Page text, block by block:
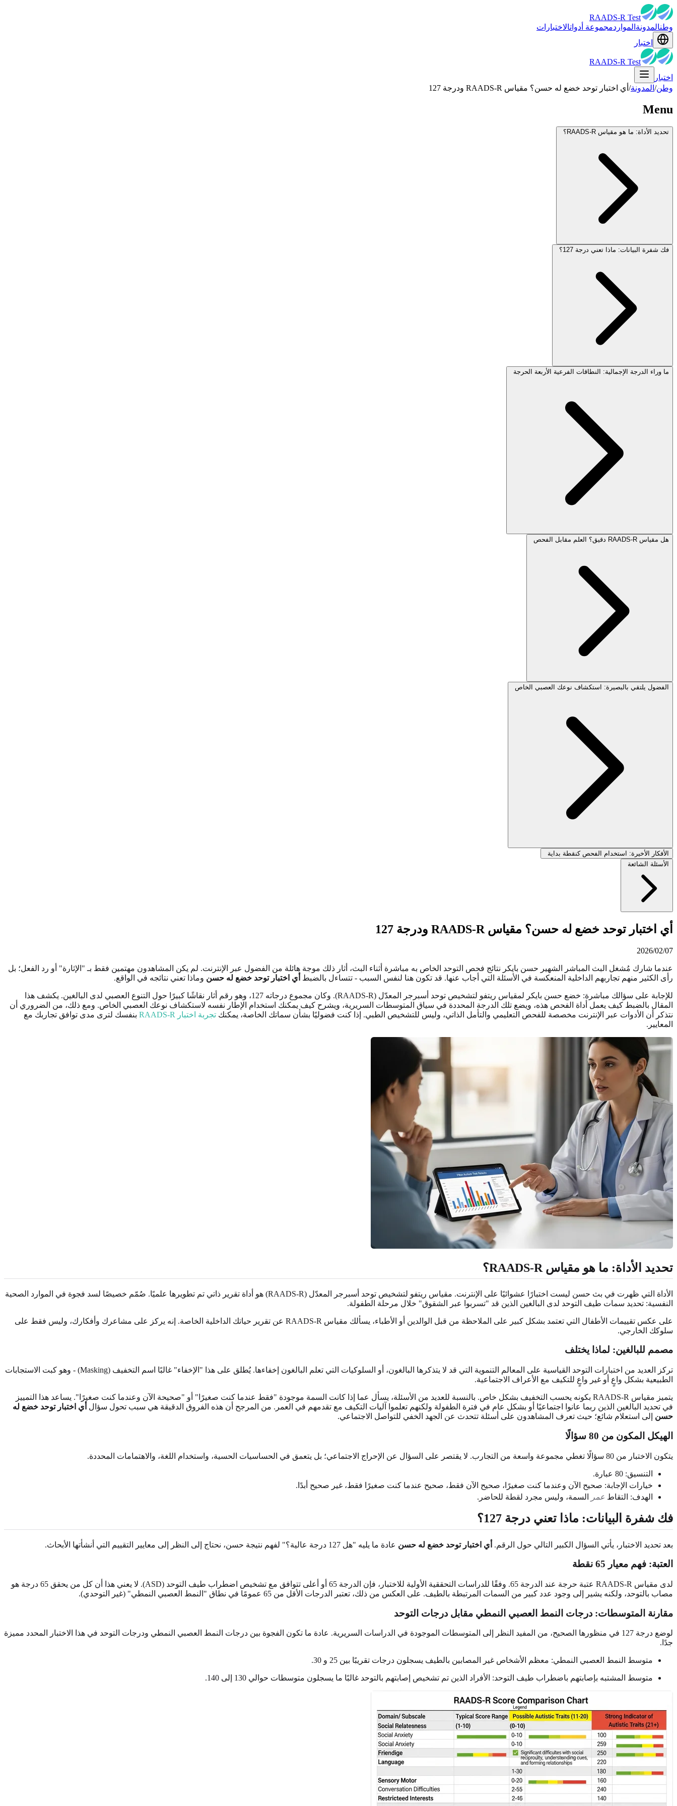
RAADS-R Test
وطنالمدونة المواردمجموعة أدواتالاختبارات
اختبار
RAADS-R Test
اختبار
وطن/ المدونة/ أي اختبار توحد خضع له حسن؟ مقياس RAADS-R ودرجة 127
Menu
تحديد الأداة: ما هو مقياس RAADS-R؟
فك شفرة البيانات: ماذا تعني درجة 127؟
ما وراء الدرجة الإجمالية: النطاقات الفرعية الأربعة الحرجة
هل مقياس RAADS-R دقيق؟ العلم مقابل الفحص
الفضول يلتقي بالبصيرة: استكشاف نوعك العصبي الخاص
الأفكار الأخيرة: استخدام الفحص كنقطة بداية
الأسئلة الشائعة
أي اختبار توحد خضع له حسن؟ مقياس RAADS-R ودرجة 127
2026/02/07
عندما شارك مُشغل البث المباشر الشهير حسن بايكر نتائج فحص التوحد الخاص به مباشرة أثناء البث، أثار ذلك موجة هائلة من الفضول عبر الإنترنت. لم يكن المشاهدون مهتمين فقط بـ "الإثارة" أو رد الفعل؛ بل
رأى الكثير منهم تجاربهم الداخلية المنعكسة في الأسئلة التي أجاب عنها. قد تكون هنا لنفس السبب - تتساءل بالضبط أي اختبار توحد خضع له حسن وماذا تعني نتائجه في الواقع.
للإجابة على سؤالك مباشرة: خضع حسن بايكر لمقياس ريتفو لتشخيص توحد أسبرجر المعدّل (RAADS-R). وكان مجموع درجاته 127، وهو رقم أثار نقاشًا كبيرًا حول التنوع العصبي لدى البالغين. يكشف هذا
المقال بالضبط كيف يعمل أداة الفحص هذه، ويضع تلك الدرجة المحددة في سياق المتوسطات السريرية، ويشرح كيف يمكنك استخدام الإطار نفسه لاستكشاف نوعك العصبي الخاص. ومع ذلك، من الضروري أن
نتذكر أن الأدوات عبر الإنترنت مخصصة للفحص التعليمي والتأمل الذاتي، وليس للتشخيص الطبي. إذا كنت فضوليًا بشأن سماتك الخاصة، يمكنك تجربة اختبار RAADS-R
بنفسك لترى مدى توافق تجاربك مع
المعايير.
تحديد الأداة: ما هو مقياس RAADS-R؟
الأداة التي ظهرت في بث حسن ليست اختبارًا عشوائيًا على الإنترنت. مقياس ريتفو لتشخيص توحد أسبرجر المعدّل (RAADS-R) هو أداة تقرير ذاتي تم تطويرها علميًا. صُمّم خصيصًا لسد فجوة في الموارد الصحية
النفسية: تحديد سمات طيف التوحد لدى البالغين الذين قد "تسربوا عبر الشقوق" خلال مرحلة الطفولة.
على عكس تقييمات الأطفال التي تعتمد بشكل كبير على الملاحظة من قبل الوالدين أو الأطباء، يسألك مقياس RAADS-R عن تقرير حياتك الداخلية الخاصة. إنه يركز على مشاعرك وأفكارك، وليس فقط على
سلوكك الخارجي.
مصمم للبالغين: لماذا يختلف
تركز العديد من اختبارات التوحد القياسية على المعالم التنموية التي قد لا يتذكرها البالغون، أو السلوكيات التي تعلم البالغون إخفاءها. يُطلق على هذا "الإخفاء" غالبًا اسم التخفيف (Masking) - وهو كبت الاستجابات
الطبيعية بشكل واعٍ أو غير واعٍ للتكيف مع الأعراف الاجتماعية.
يتميز مقياس RAADS-R بكونه يحسب التخفيف بشكل خاص. بالنسبة للعديد من الأسئلة، يسأل عما إذا كانت السمة موجودة "فقط عندما كنت صغيرًا" أو "صحيحة الآن وعندما كنت صغيرًا". يساعد هذا التمييز
في تحديد البالغين الذين ربما عانوا اجتماعيًا أو بشكل عام في فترة الطفولة ولكنهم تعلموا آليات التكيف مع تقدمهم في العمر. من المرجح أن هذه الفروق الدقيقة هي سبب تحول سؤال أي اختبار توحد خضع له
حسن إلى استعلام شائع؛ حيث تعرف المشاهدون على أسئلة تتحدث عن الجهد الخفي للتواصل الاجتماعي.
الهيكل المكون من 80 سؤالًا
يتكون الاختبار من 80 سؤالًا تغطي مجموعة واسعة من التجارب. لا يقتصر على السؤال عن الإحراج الاجتماعي؛ بل يتعمق في الحساسيات الحسية، واستخدام اللغة، والاهتمامات المحددة.
التنسيق: 80 عبارة.
خيارات الإجابة: صحيح الآن وعندما كنت صغيرًا، صحيح الآن فقط، صحيح عندما كنت صغيرًا فقط، غير صحيح أبدًا.
الهدف: التقاط عمر السمة، وليس مجرد لقطة للحاضر.
فك شفرة البيانات: ماذا تعني درجة 127؟
بعد تحديد الاختبار، يأتي السؤال الكبير التالي حول الرقم. أي اختبار توحد خضع له حسن عادة ما يليه "هل 127 درجة عالية؟" لفهم نتيجة حسن، نحتاج إلى النظر إلى معايير التقييم التي أنشأتها الأبحاث.
العتبة: فهم معيار 65 نقطة
لدى مقياس RAADS-R عتبة حرجة عند الدرجة 65. وفقًا للدراسات التحققية الأولية للاختبار، فإن الدرجة 65 أو أعلى تتوافق مع تشخيص اضطراب طيف التوحد (ASD). لا يعني هذا أن كل من يحقق 65 درجة هو
مصاب بالتوحد، ولكنه يشير إلى وجود عدد كبير من السمات المرتبطة بالطيف. على العكس من ذلك، تعتبر الدرجات الأقل من 65 عمومًا في نطاق "النمط العصبي النمطي" (غير التوحدي).
مقارنة المتوسطات: درجات النمط العصبي النمطي مقابل درجات التوحد
لوضع درجة 127 في منظورها الصحيح، من المفيد النظر إلى المتوسطات الموجودة في الدراسات السريرية. عادة ما تكون الفجوة بين درجات النمط العصبي النمطي ودرجات التوحد في هذا الاختبار المحدد مميزة
جدًا.
متوسط النمط العصبي النمطي: معظم الأشخاص غير المصابين بالطيف يسجلون درجات تقريبًا بين 25 و 30.
متوسط المشتبه بإصابتهم باضطراب طيف التوحد: الأفراد الذين تم تشخيص إصابتهم بالتوحد غالبًا ما يسجلون متوسطات حوالي 130 إلى 140.